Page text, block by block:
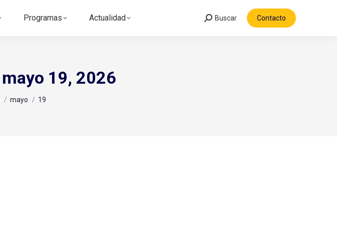
Programas Actualidad Search:
Buscar Contacto
mayo 19, 2026
mayo 19